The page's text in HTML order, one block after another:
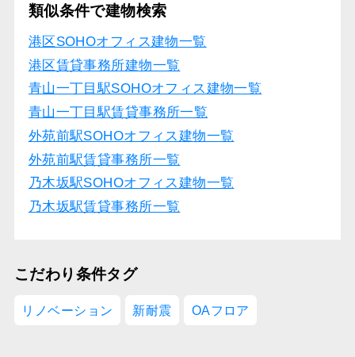
類似条件で建物検索
港区SOHOオフィス建物一覧
港区賃貸事務所建物一覧
青山一丁目駅SOHOオフィス建物一覧
青山一丁目駅賃貸事務所一覧
外苑前駅SOHOオフィス建物一覧
外苑前駅賃貸事務所一覧
乃木坂駅SOHOオフィス建物一覧
乃木坂駅賃貸事務所一覧
こだわり条件タグ
リノベーション 新耐震 OAフロア